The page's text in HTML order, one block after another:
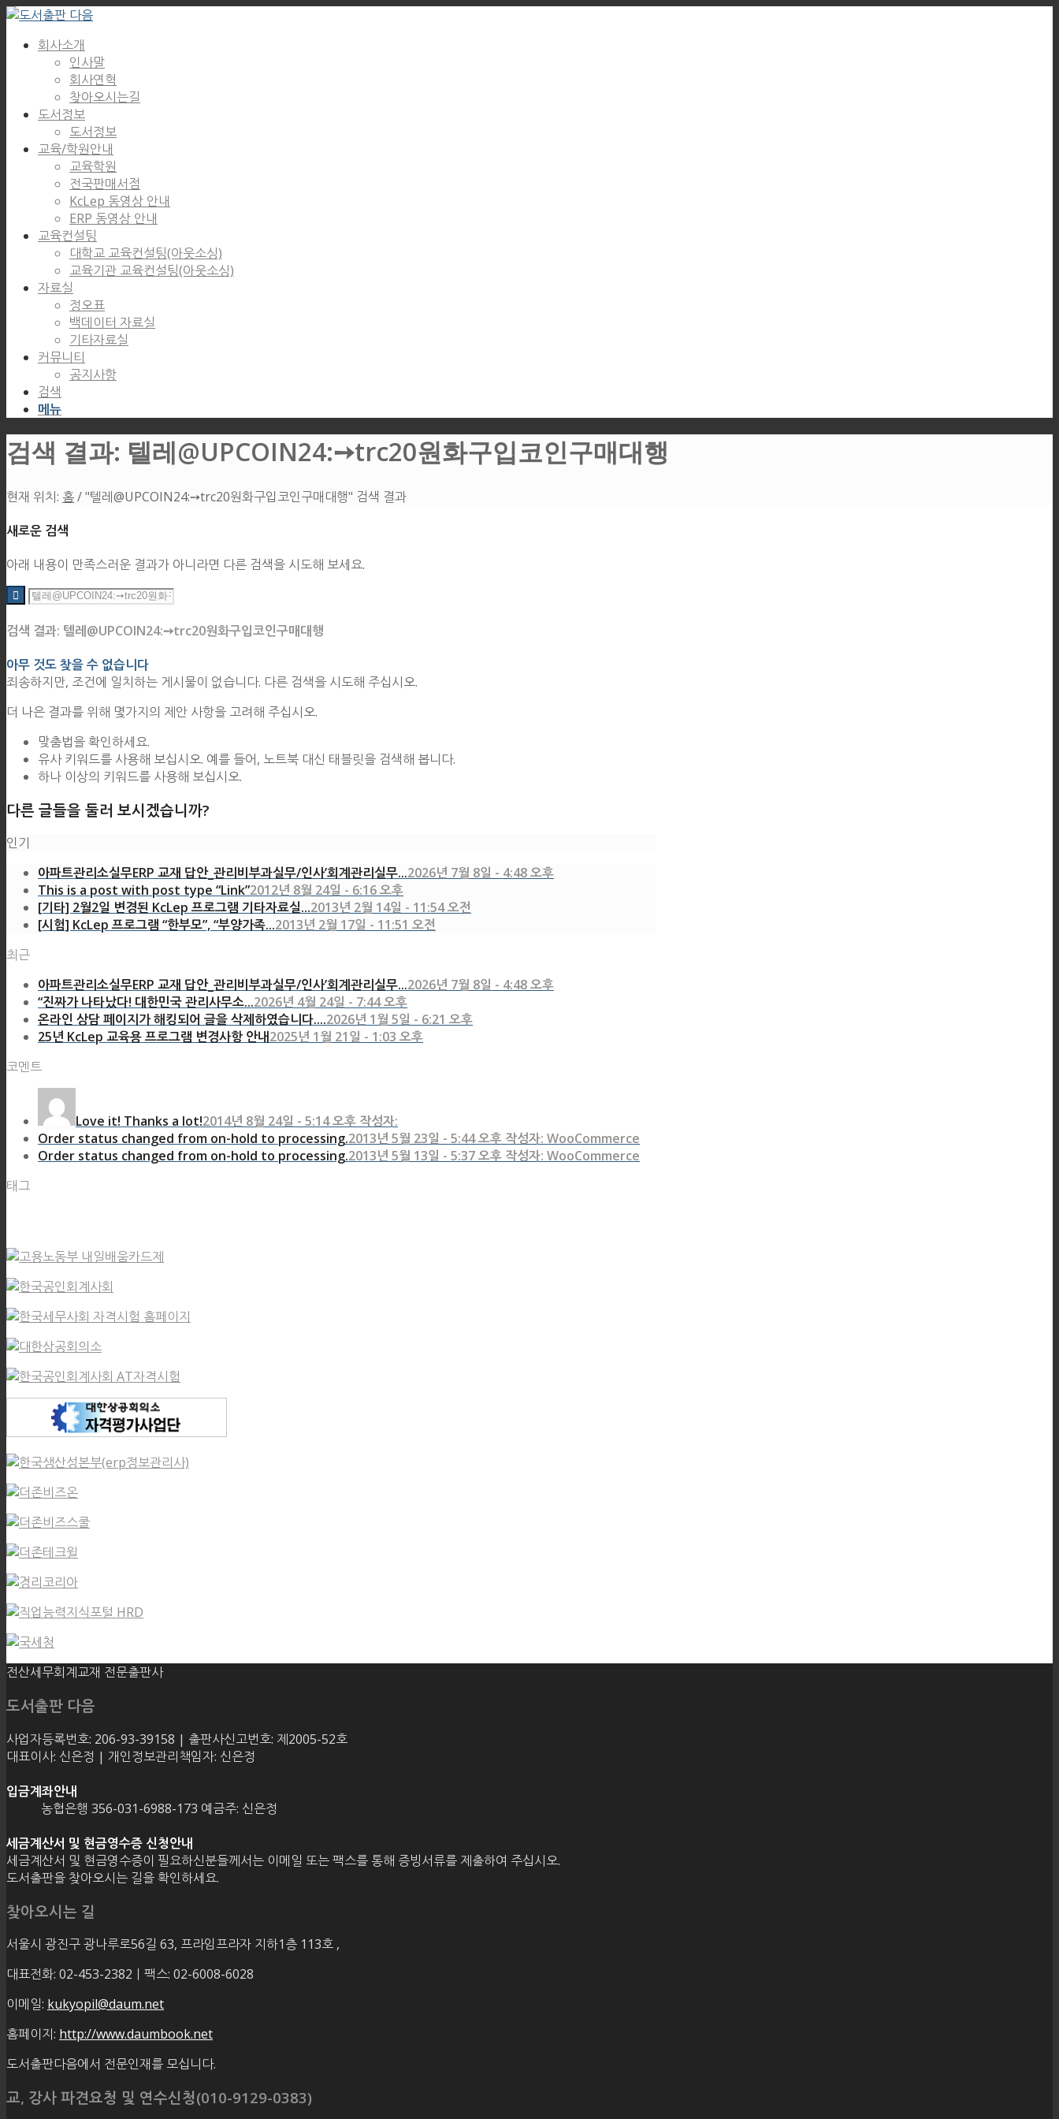
회사소개
인사말
회사연혁
찾아오시는길
도서정보
도서정보
교육/학원안내
교육학원
전국판매서점
KcLep 동영상 안내
ERP 동영상 안내
교육컨설팅
대학교 교육컨설팅(아웃소싱)
교육기관 교육컨설팅(아웃소싱)
자료실
정오표
백데이터 자료실
기타자료실
커뮤니티
공지사항
검색
메뉴
검색 결과: 텔레@UPCOIN24:➙trc20원화구입코인구매대행
현재 위치: 홈/"텔레@UPCOIN24:➙trc20원화구입코인구매대행" 검색 결과
새로운 검색
아래 내용이 만족스러운 결과가 아니라면 다른 검색을 시도해 보세요.
검색 결과: 텔레@UPCOIN24:➙trc20원화구입코인구매대행
아무 것도 찾을 수 없습니다
죄송하지만, 조건에 일치하는 게시물이 없습니다. 다른 검색을 시도해 주십시오.
더 나은 결과를 위해 몇가지의 제안 사항을 고려해 주십시오.
맞춤법을 확인하세요.
유사 키워드를 사용해 보십시오. 예를 들어, 노트북 대신 태블릿을 검색해 봅니다.
하나 이상의 키워드를 사용해 보십시오.
다른 글들을 둘러 보시겠습니까?
인기
아파트관리소실무ERP 교재 답안_관리비부과실무/인사’회계관리실무...2026년 7월 8일 - 4:48 오후
This is a post with post type “Link”2012년 8월 24일 - 6:16 오후
[기타] 2월2일 변경된 KcLep 프로그램 기타자료실...2013년 2월 14일 - 11:54 오전
[시험] KcLep 프로그램 “한부모”, “부양가족...2013년 2월 17일 - 11:51 오전
최근
아파트관리소실무ERP 교재 답안_관리비부과실무/인사’회계관리실무...2026년 7월 8일 - 4:48 오후
“진짜가 나타났다! 대한민국 관리사무소...2026년 4월 24일 - 7:44 오후
온라인 상담 페이지가 해킹되어 글을 삭제하였습니다....2026년 1월 5일 - 6:21 오후
25년 KcLep 교육용 프로그램 변경사항 안내2025년 1월 21일 - 1:03 오후
코멘트
Love it! Thanks a lot!2014년 8월 24일 - 5:14 오후 작성자:
Order status changed from on-hold to processing.2013년 5월 23일 - 5:44 오후 작성자: WooCommerce
Order status changed from on-hold to processing.2013년 5월 13일 - 5:37 오후 작성자: WooCommerce
태그
전산세무회계교재 전문출판사
도서출판 다음
사업자등록번호: 206-93-39158 | 출판사신고번호: 제2005-52호
대표이사: 신은정 | 개인정보관리책임자: 신은정
입금계좌안내
농협은행 356-031-6988-173 예금주: 신은정
세금계산서 및 현금영수증 신청안내
세금계산서 및 현금영수증이 필요하신분들께서는 이메일 또는 팩스를 통해 증빙서류를 제출하여 주십시오.
도서출판을 찾아오시는 길을 확인하세요.
찾아오시는 길
서울시 광진구 광나루로56길 63, 프라임프라자 지하1층 113호 ,
대표전화: 02-453-2382ㅣ팩스: 02-6008-6028
이메일: kukyopil@daum.net
홈페이지: http://www.daumbook.net
도서출판다음에서 전문인재를 모십니다.
교, 강사 파견요청 및 연수신청(010-9129-0383)